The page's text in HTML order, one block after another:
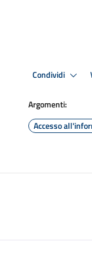
Condividi
Argomenti:
Accesso